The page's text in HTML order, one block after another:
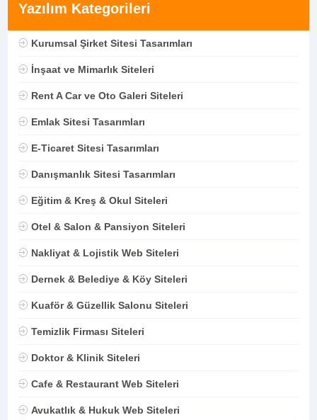
Yazılım Kategorileri
Kurumsal Şirket Sitesi Tasarımları
İnşaat ve Mimarlık Siteleri
Rent A Car ve Oto Galeri Siteleri
Emlak Sitesi Tasarımları
E-Ticaret Sitesi Tasarımları
Danışmanlık Sitesi Tasarımları
Eğitim & Kreş & Okul Siteleri
Otel & Salon & Pansiyon Siteleri
Nakliyat & Lojistik Web Siteleri
Dernek & Belediye & Köy Siteleri
Kuaför & Güzellik Salonu Siteleri
Temizlik Firması Siteleri
Doktor & Klinik Siteleri
Cafe & Restaurant Web Siteleri
Avukatlık & Hukuk Web Siteleri